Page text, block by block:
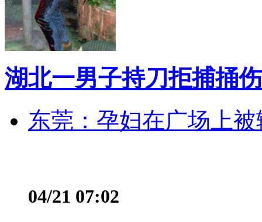
湖北一男子持刀拒捕捅
东莞：孕妇在广场上
04/21 07:02